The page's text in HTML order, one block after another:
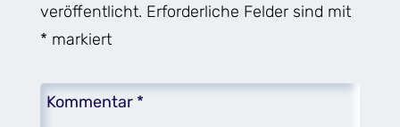
veröffentlicht. Erforderliche Felder sind mit
* markiert